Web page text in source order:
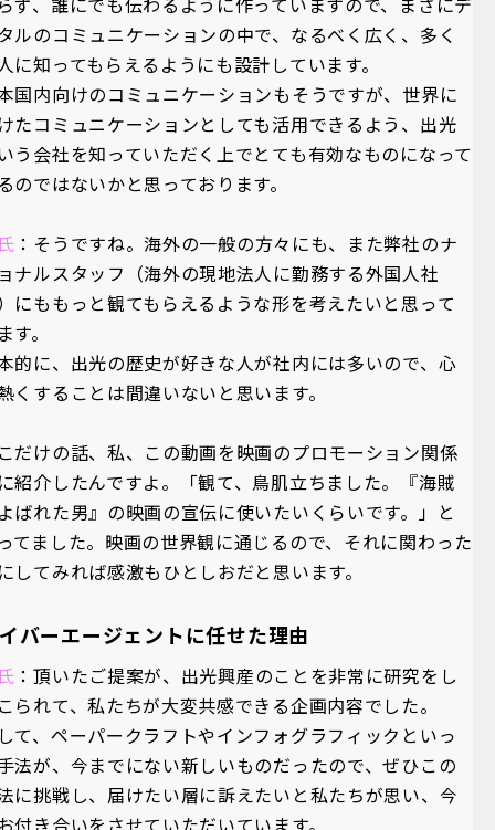
ルのコミュニケーションの中で、なるべく広く、多く
に知ってもらえるようにも設計しています。
国内向けのコミュニケーションもそうですが、世界に
たコミュニケーションとしても活用できるよう、出光
う会社を知っていただく上でとても有効なものになって
のではないかと思っております。
：そうですね。海外の一般の方々にも、また弊社のナ
ナルスタッフ（海外の現地法人に勤務する外国人社
にももっと観てもらえるような形を考えたいと思って
す。
的に、出光の歴史が好きな人が社内には多いので、心
くすることは間違いないと思います。
だけの話、私、この動画を映画のプロモーション関係
紹介したんですよ。「観て、鳥肌立ちました。『海賊
ばれた男』の映画の宣伝に使いたいくらいです。」と
てました。映画の世界観に通じるので、それに関わった
してみれば感激もひとしおだと思います。
バーエージェントに任せた理由
：頂いたご提案が、出光興産のことを非常に研究をし
られて、私たちが大変共感できる企画内容でした。
て、ペーパークラフトやインフォグラフィックといっ
法が、今までにない新しいものだったので、ぜひこの
に挑戦し、届けたい層に訴えたいと私たちが思い、今
付き合いをさせていただいています。